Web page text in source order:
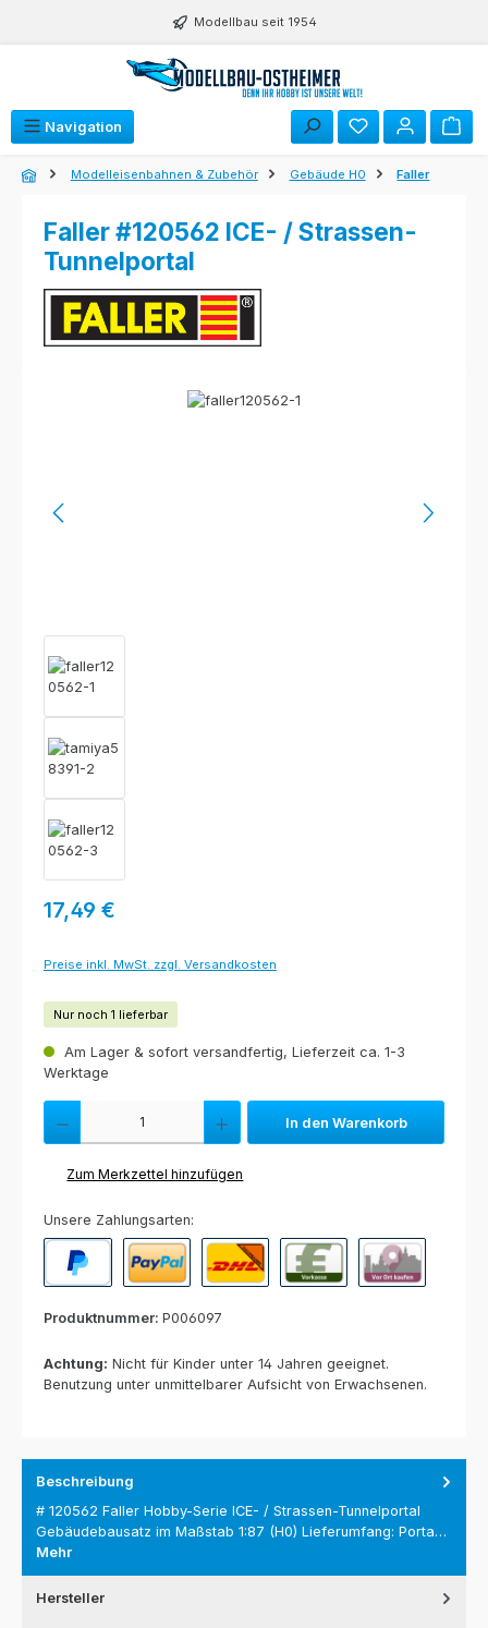
Zum Hauptinhalt springen Modellbau seit 1954
Navigation
Modelleisenbahnen & Zubehör Gebäude H0 Faller
Faller #120562 ICE- / Strassen-
Tunnelportal
Bildergalerie überspringen
Regulärer Preis:
17,49 €
Preise inkl. MwSt. zzgl. Versandkosten
Nur noch 1 lieferbar
Am Lager & sofort versandfertig, Lieferzeit ca. 1-3
Werktage
Produkt Anzahl: Gib den gewünschten Wert ein oder benutze die
In den Warenkorb
Zum Merkzettel hinzufügen
Unsere Zahlungsarten:
Produktnummer: P006097
Achtung: Nicht für Kinder unter 14 Jahren geeignet.
Benutzung unter unmittelbarer Aufsicht von Erwachsenen.
Beschreibung
# 120562 Faller Hobby-Serie ICE- / Strassen-Tunnelportal
Gebäudebausatz im Maßstab 1:87 (H0) Lieferumfang: Porta…
Mehr
Hersteller